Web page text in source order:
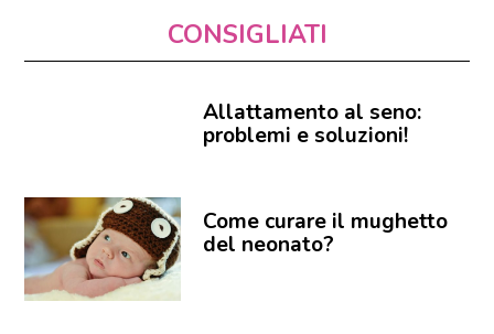
CONSIGLIATI
Allattamento al seno:
problemi e soluzioni!
Come curare il mughetto
del neonato?